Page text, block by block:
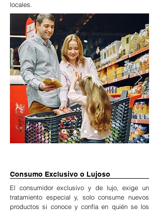
locales.
Consumo Exclusivo o Lujoso
El consumidor exclusivo y de lujo, exige un
tratamiento especial y, solo consume nuevos
productos si conoce y confía en quién se los